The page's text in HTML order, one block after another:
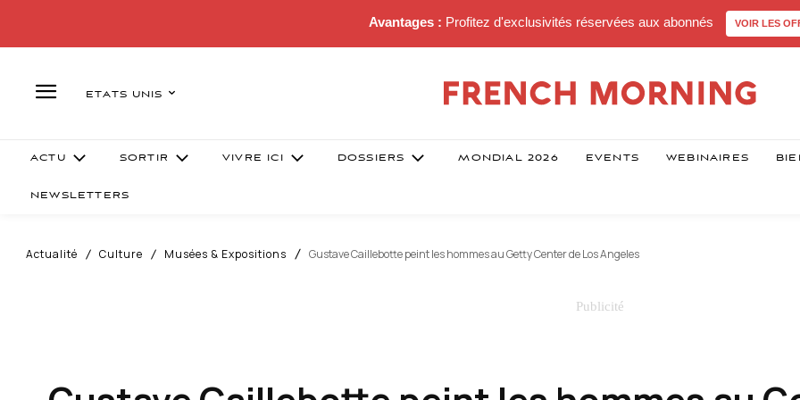
Avantages : Profitez d'exclusivités réservées aux abonnés VOIR LES
ETATS UNIS
ACTU SORTIR VIVRE ICI DOSSIERS MONDIAL 2026 EVENTS WEBINAIRES
NEWSLETTERS
Actualité Culture Musées & Expositions Gustave Caillebotte peint les hommes au Getty Center de Los Angeles